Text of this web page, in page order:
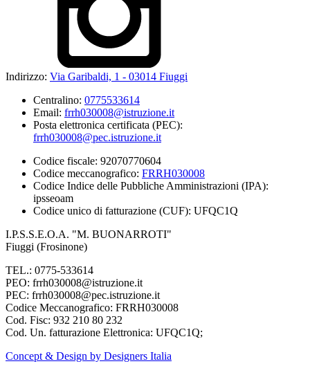
Indirizzo: Via Garibaldi, 1 - 03014 Fiuggi
Centralino: 0775533614
Email: frrh030008@istruzione.it
Posta elettronica certificata (PEC):
frrh030008@pec.istruzione.it
Codice fiscale: 92070770604
Codice meccanografico: FRRH030008
Codice Indice delle Pubbliche Amministrazioni (IPA):
ipsseoam
Codice unico di fatturazione (CUF): UFQC1Q
I.P.S.S.E.O.A. "M. BUONARROTI"
Fiuggi (Frosinone)
TEL.: 0775-533614
PEO: frrh030008@istruzione.it
PEC: frrh030008@pec.istruzione.it
Codice Meccanografico: FRRH030008
Cod. Fisc: 932 210 80 232
Cod. Un. fatturazione Elettronica: UFQC1Q;
Concept & Design by Designers Italia